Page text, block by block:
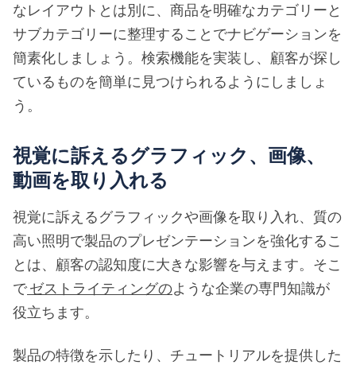
なレイアウトとは別に、商品を明確なカテゴリーと
サブカテゴリーに整理することでナビゲーションを
簡素化しましょう。検索機能を実装し、顧客が探し
ているものを簡単に見つけられるようにしましょ
う。
視覚に訴えるグラフィック、画像、
動画を取り入れる
視覚に訴えるグラフィックや画像を取り入れ、質の
高い照明で製品のプレゼンテーションを強化するこ
とは、顧客の認知度に大きな影響を与えます。そこ
でゼストライティングのような企業の専門知識が
役立ちます。
製品の特徴を示したり、チュートリアルを提供した